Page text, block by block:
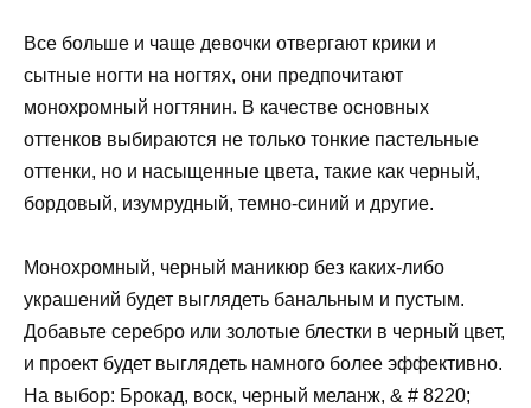
Все больше и чаще девочки отвергают крики и
сытные ногти на ногтях, они предпочитают
монохромный ногтянин. В качестве основных
оттенков выбираются не только тонкие пастельные
оттенки, но и насыщенные цвета, такие как черный,
бордовый, изумрудный, темно-синий и другие.
Монохромный, черный маникюр без каких-либо
украшений будет выглядеть банальным и пустым.
Добавьте серебро или золотые блестки в черный цвет,
и проект будет выглядеть намного более эффективно.
На выбор: Брокад, воск, черный меланж, & # 8220;